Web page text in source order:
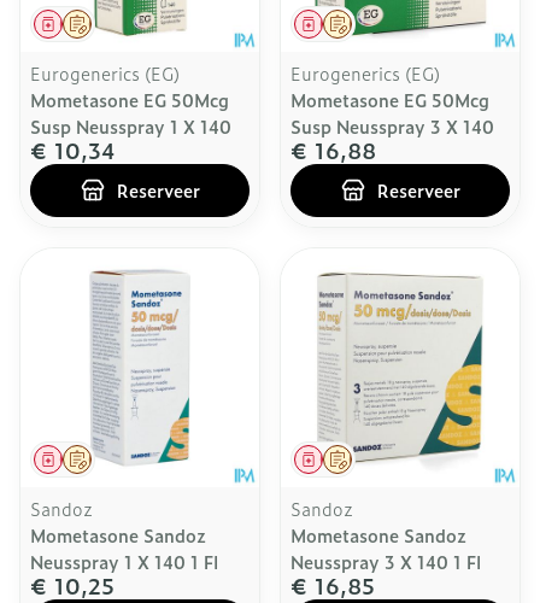
Op voorschrift
Geneesmiddel
Eurogenerics (EG)
Mometasone EG 50Mcg
Susp Neusspray 1 X 140
€ 10,34
Reserveer
Op voorschrift
Geneesmiddel
Eurogenerics (EG)
Mometasone EG 50Mcg
Susp Neusspray 3 X 140
€ 16,88
Reserveer
Op voorschrift
Geneesmiddel
Sandoz
Mometasone Sandoz
Neusspray 1 X 140 1 Fl
€ 10,25
Op voorschrift
Geneesmiddel
Sandoz
Mometasone Sandoz
Neusspray 3 X 140 1 Fl
€ 16,85